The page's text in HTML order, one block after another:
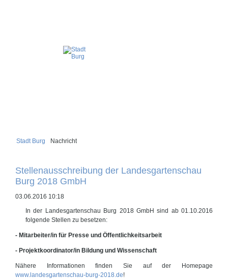
Stadt Burg Nachricht
Stellenausschreibung der Landesgartenschau
Burg 2018 GmbH
03.06.2016 10:18
In der Landesgartenschau Burg 2018 GmbH sind ab 01.10.2016
folgende Stellen zu besetzen:
- Mitarbeiter/in für Presse und Öffentlichkeitsarbeit
- Projektkoordinator/in Bildung und Wissenschaft
Nähere Informationen finden Sie auf der Homepage
www.landesgartenschau-burg-2018.de!